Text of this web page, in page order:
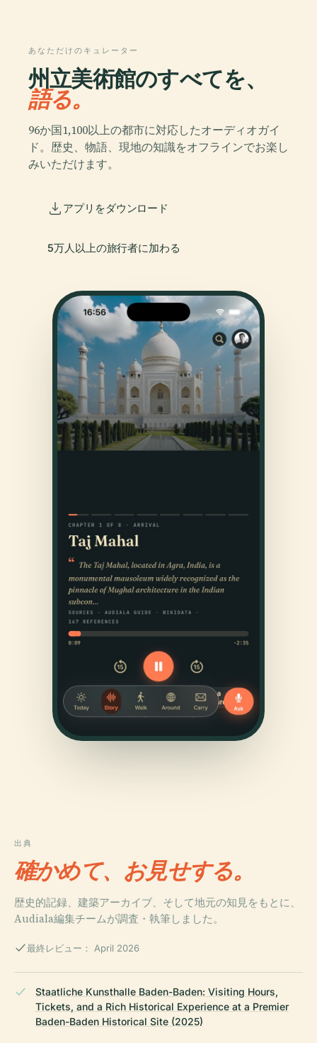
あなただけのキュレーター
州立美術館のすべてを、
語る。
96か国1,100以上の都市に対応したオーディオガイ
ド。歴史、物語、現地の知識をオフラインでお楽し
みいただけます。
アプリをダウンロード
5万人以上の旅行者に加わる
出典
確かめて、お見せする。
歴史的記録、建築アーカイブ、そして地元の知見をもとに、
Audiala編集チームが調査・執筆しました。
最終レビュー： April 2026
Staatliche Kunsthalle Baden-Baden: Visiting Hours,
Tickets, and a Rich Historical Experience at a Premier
Baden-Baden Historical Site (2025)